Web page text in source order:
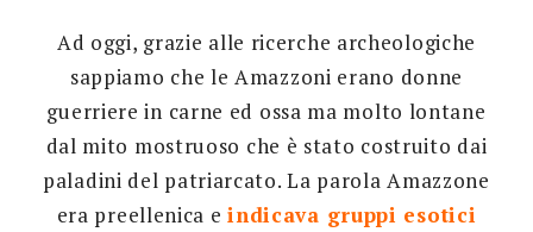
Ad oggi, grazie alle ricerche archeologiche
sappiamo che le Amazzoni erano donne
guerriere in carne ed ossa ma molto lontane
dal mito mostruoso che è stato costruito dai
paladini del patriarcato. La parola Amazzone
era preellenica eindicava gruppi esotici